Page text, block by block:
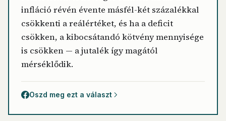
infláció révén évente másfél-két százalékkal
csökkenti a reálértéket, és ha a deficit
csökken, a kibocsátandó kötvény mennyisége
is csökken — a jutalék így magától
mérséklődik.
Oszd meg ezt a választ